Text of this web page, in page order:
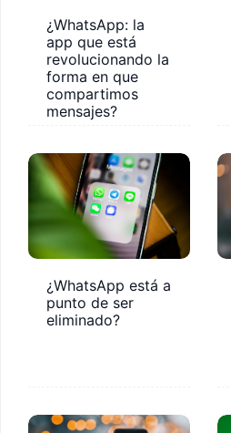
¿WhatsApp: la
app que está
revolucionando la
forma en que
compartimos
mensajes?
¿WhatsApp está a
punto de ser
eliminado?